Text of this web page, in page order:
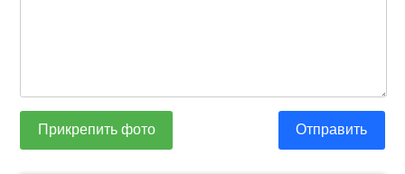
Прикрепить фото Отправить